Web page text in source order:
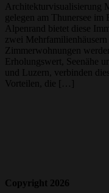
Architekturvisualisierung
gelegen am Thunersee im
Alpenrand bietet diese
zwei
Zimmerwohnungen
Erholungswert, Seenähe
und Luzern, verbinden
Vorteilen, die […]
Copyright 2026